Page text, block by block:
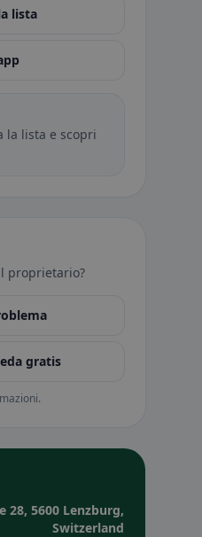
lista
la lista e scopri
proprietario?
gratis
28, 5600 Lenzburg,
Switzerland